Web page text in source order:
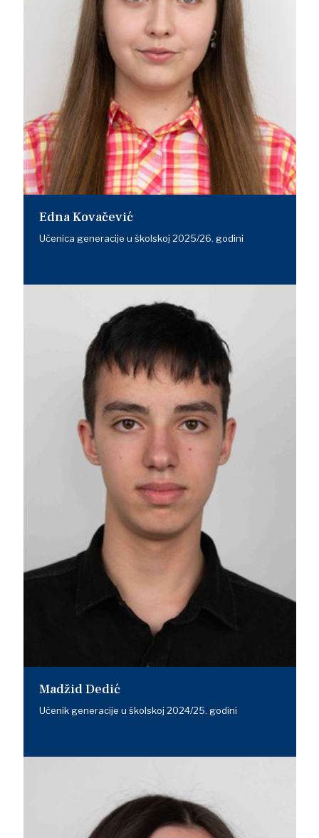
Edna Kovačević
Učenica generacije u školskoj 2025/26. godini
Madžid Dedić
Učenik generacije u školskoj 2024/25. godini